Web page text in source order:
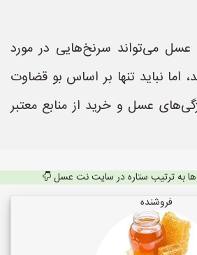
می‌تواند سرنخ‌هایی در مورد
اما نباید تنها بر اساس بو قضاوت
عسل و خرید از منابع معتبر
به ترتیب ستاره در سایت نت عسل
فروشنده